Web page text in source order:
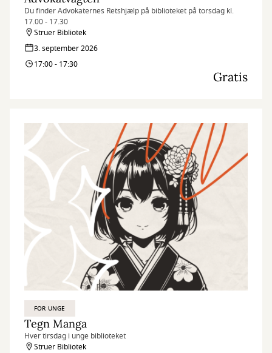
Du finder Advokaternes Retshjælp på biblioteket på torsdag kl.
17.00 - 17.30
Struer Bibliotek
3. september 2026
17:00 - 17:30
Gratis
FOR UNGE
Tegn Manga
Hver tirsdag i unge biblioteket
Struer Bibliotek